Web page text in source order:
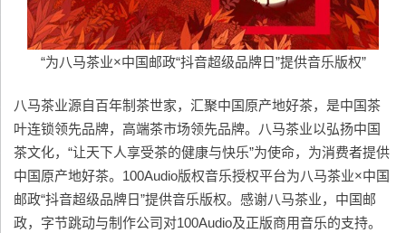
“为八马茶业×中国邮政“抖音超级品牌日”提供音乐版权”
八马茶业源自百年制茶世家，汇聚中国原产地好茶，是中国茶
叶连锁领先品牌，高端茶市场领先品牌。八马茶业以弘扬中国
茶文化，“让天下人享受茶的健康与快乐”为使命，为消费者提供
中国原产地好茶。100Audio版权音乐授权平台为八马茶业×中国
邮政“抖音超级品牌日”提供音乐版权。感谢八马茶业，中国邮
政，字节跳动与制作公司对100Audio及正版商用音乐的支持。